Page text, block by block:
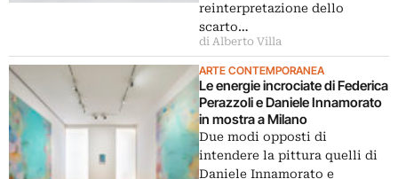
reinterpretazione dello
scarto…
di Alberto Villa
ARTE CONTEMPORANEA
Le energie incrociate di Federica
Perazzoli e Daniele Innamorato
in mostra a Milano
Due modi opposti di
intendere la pittura quelli di
Daniele Innamorato e